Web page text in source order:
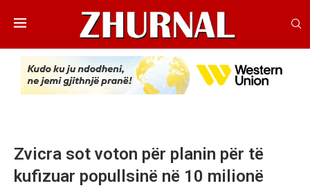
Zvicra sot voton për planin për të
kufizuar popullsinë në 10 milionë